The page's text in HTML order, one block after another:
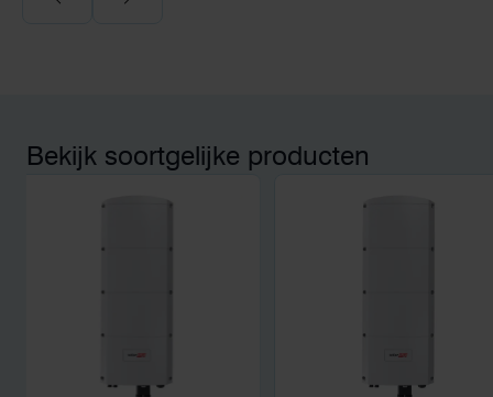
kwart van die kosten, plus
noodstroom voor de hele camping
zonnepanelen. Een aanrader bij
Bekijk soortgelijke producten